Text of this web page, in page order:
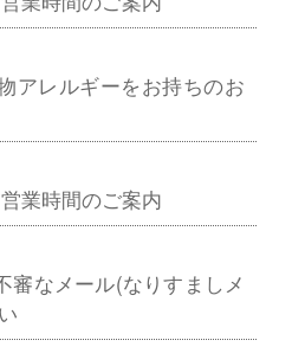
アレルギーをお持ちのお
業時間のご案内
審なメール(なりすましメ